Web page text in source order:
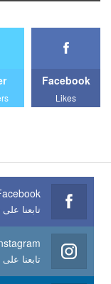
Facebook
Likes
تابعنا
تابعنا